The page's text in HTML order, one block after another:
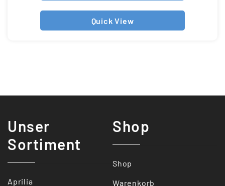
Quick View
Unser
Sortiment
Aprilia
Shop
Shop
Warenkorb